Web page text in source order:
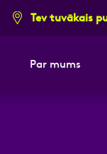
Tev tuvākais
Par mums